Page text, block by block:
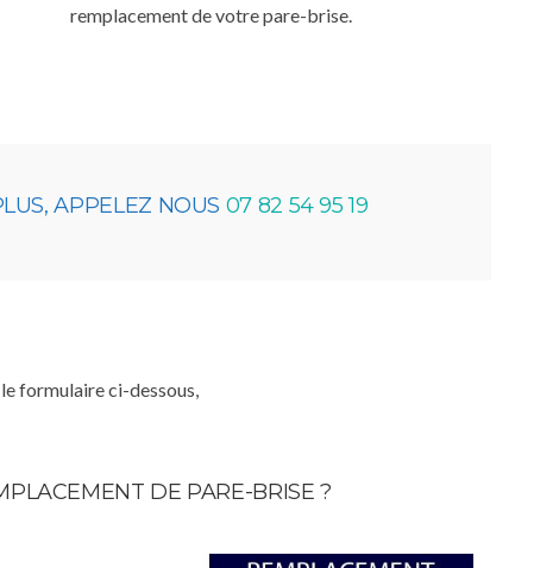
remplacement de votre pare-brise.
APPELEZ NOUS 07 82 54 95 19
formulaire ci-dessous,
DE PARE-BRISE ?